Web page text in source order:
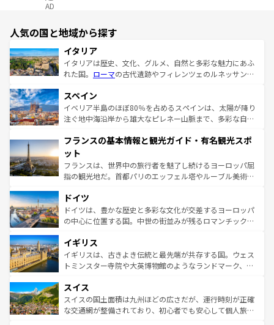
AD
人気の国と地域から探す
イタリア
イタリアは歴史、文化、グルメ、自然と多彩な魅力にあふ
れた国。 ローマの古代遺跡やフィレンツェのルネッサンス
ろん、トスカーナの美しい田園風景やアマルフィ海岸の絶
景など、自然景観も見逃せない。観光の合間には、本場の
ピザやパスタなど、絶品のイタリア料理を堪能することも
ませてくれるイタリアで、忘れられない旅をしてみよう！
なお、新着のイタリア情報は
しい。
スペイン
イベリア半島のほぼ80％を占めるスペインは、太陽が降り
注ぐ地中海沿岸から雄大なピレネー山脈まで、多彩な自然
文化が根付くこの国では、情熱的なフラメンコ、熱気あふ
れる闘牛、そして美味しいタパスが生活の一部となってい
る。首都マドリードの洗練された雰囲気や、バルセロナの
アートに溢れた街角から、地方では古代ローマ遺跡や中世
せる。地方によって風土や気候が異なるスペインはその個
性で訪れる人を魅了する。 なお、新着のスペイン情報は コ
ンテンツ一覧を参照してほしい。
フランスの基本情報と観光ガイド・有名観光スポ
ット
フランスは、世界中の旅行者を魅了し続けるヨーロッパ屈
指の観光地だ。首都パリのエッフェル塔やルーブル美術館
で、幅広い魅力が詰まっている。華麗な宮殿、歴史的な大
聖堂、美しいビーチ、そして豊かな自然が、訪れる者を心
から魅了する。また、フランスは美食の国としても知ら
いる。シャンパンの発祥地であるランス、プロヴァンスの
香り高いラベンダー畑など、多彩な楽しみ方が可能だ。さ
らに、パリ以外の地域にも魅力が溢れており、どの街角に
れる地方に足を運ぶとそれぞれで全く異なる文化を体験で
きるだろう。 なお、新着のフランス情報はコンテンツ一覧
を参照してほしい。
ドイツ
ドイツは、豊かな歴史と多彩な文化が交差するヨーロッパ
の中心に位置する国。中世の街並みが残るロマンチック街
顔を持つこの国は、どこを歩いても飽きることがない。ベ
ルリンの文化的活気、バイエルン州のアルプスの絶景、そ
してライン川沿いのワイン畑といった風景は必見。ビール
は、お酒好きな人にはぜひ体験してほしい。 なお、新着の
ドイツ情報はコンテンツ一覧を参照してほしい。
イギリス
イギリスは、古きよき伝統と最先端が共存する国。ウェス
トミンスター寺院や大英博物館のようなランドマーク、歴
リアごとに異なる魅力がある。また、優雅なアフタヌーン
ティー、ビール好きにはたまらない英国パブ、サッカー観
戦など、本場だからこそできる体験も豊富。イギリスを旅
スイス
スイスの国土面積は九州ほどの広さだが、運行時刻が正確
な交通網が整備されており、初心者でも安心して個人旅行